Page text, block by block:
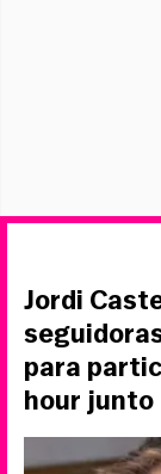
Jordi
para
hour junto